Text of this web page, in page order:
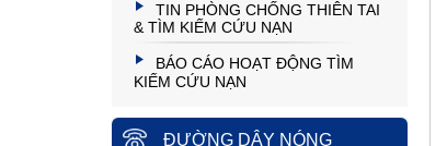
TIN PHÒNG CHỐNG THIÊN TAI
& TÌM KIẾM CỨU NẠN
BÁO CÁO HOẠT ĐỘNG TÌM
KIẾM CỨU NẠN
ĐƯỜNG DÂY NÓNG